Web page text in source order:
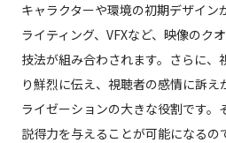
キャラクターや環境の初期デザイン
ライティング、VFXなど、映像のク
技法が組み合わされます。さらに、
り鮮烈に伝え、視聴者の感情に訴
ライゼーションの大きな役割です。
説得力を与えることが可能になるの